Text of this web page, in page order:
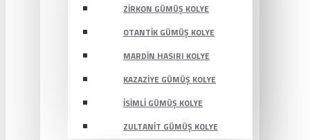
ZIRKON GÜMÜŞ KOLYE
OTANTIK GÜMÜŞ KOLYE
MARDIN HASIRI KOLYE
KAZAZIYE GÜMÜŞ KOLYE
İSIMLI GÜMÜŞ KOLYE
ZULTANIT GÜMÜŞ KOLYE